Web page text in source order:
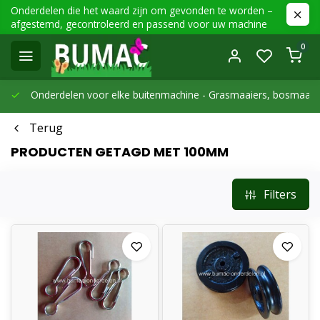
Onderdelen die het waard zijn om gevonden te worden –
afgestemd, gecontroleerd en passend voor uw machine
0
Onderdelen voor elke buitenmachine - Grasmaaiers,
Terug
PRODUCTEN GETAGD MET 100MM
Filters